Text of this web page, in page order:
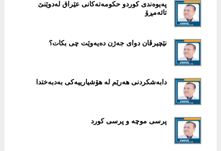
پەیوەندی کوردو حکومەتەکانی عێراق لەدوێنێ
تائەمڕۆ
نێچیرڤان دوای جەژن دەیەوێت چی بکات؟
دابەشکردنی ھەرێم لە ھۆشیارییەکی بەدبەختدا
پرسی موچە و پرسی کورد